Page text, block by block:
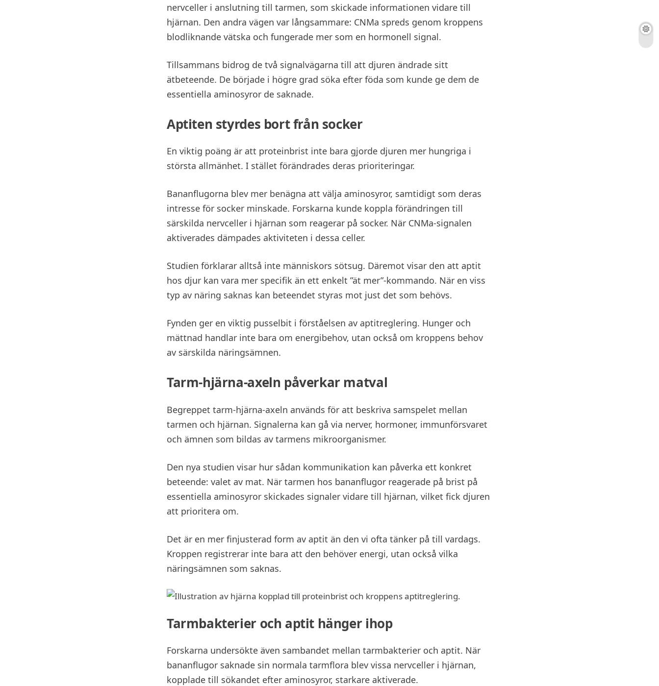
nervceller i anslutning till tarmen, som skickade informationen vidare till
hjärnan. Den andra vägen var långsammare: CNMa spreds genom kroppens
blodliknande vätska och fungerade mer som en hormonell signal.
Tillsammans bidrog de två signalvägarna till att djuren ändrade sitt
ätbeteende. De började i högre grad söka efter föda som kunde ge dem de
essentiella aminosyror de saknade.
Aptiten styrdes bort från socker
En viktig poäng är att proteinbrist inte bara gjorde djuren mer hungriga i
största allmänhet. I stället förändrades deras prioriteringar.
Bananflugorna blev mer benägna att välja aminosyror, samtidigt som deras
intresse för socker minskade. Forskarna kunde koppla förändringen till
särskilda nervceller i hjärnan som reagerar på socker. När CNMa-signalen
aktiverades dämpades aktiviteten i dessa celler.
Studien förklarar alltså inte människors sötsug. Däremot visar den att aptit
hos djur kan vara mer specifik än ett enkelt ”ät mer”-kommando. När en viss
typ av näring saknas kan beteendet styras mot just det som behövs.
Fynden ger en viktig pusselbit i förståelsen av aptitreglering. Hunger och
mättnad handlar inte bara om energibehov, utan också om kroppens behov
av särskilda näringsämnen.
Tarm-hjärna-axeln påverkar matval
Begreppet tarm-hjärna-axeln används för att beskriva samspelet mellan
tarmen och hjärnan. Signalerna kan gå via nerver, hormoner, immunförsvaret
och ämnen som bildas av tarmens mikroorganismer.
Den nya studien visar hur sådan kommunikation kan påverka ett konkret
beteende: valet av mat. När tarmen hos bananflugor reagerade på brist på
essentiella aminosyror skickades signaler vidare till hjärnan, vilket fick djuren
att prioritera om.
Det är en mer finjusterad form av aptit än den vi ofta tänker på till vardags.
Kroppen registrerar inte bara att den behöver energi, utan också vilka
näringsämnen som saknas.
Tarmbakterier och aptit hänger ihop
Forskarna undersökte även sambandet mellan tarmbakterier och aptit. När
bananflugor saknade sin normala tarmflora blev vissa nervceller i hjärnan,
kopplade till sökandet efter aminosyror, starkare aktiverade.